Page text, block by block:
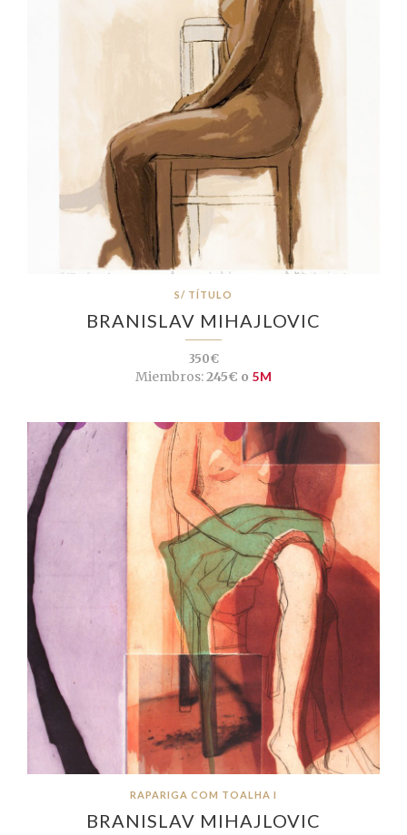
S/ TÍTULO
BRANISLAV MIHAJLOVIC
350€
Miembros:245€ o 5M
RAPARIGA COM TOALHA I
BRANISLAV MIHAJLOVIC